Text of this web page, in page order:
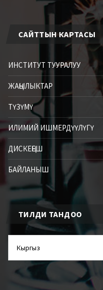
САЙТТЫН КАРТАСЫ
ИНСТИТУТ ТУУРАЛУУ
ЖАҢЫЛЫКТАР
ТҮЗҮМҮ
ИЛИМИЙ ИШМЕРДҮҮЛҮГҮ
ДИСКЕҢЕШ
БАЙЛАНЫШ
ТИЛДИ ТАНДОО
ТАНДОО